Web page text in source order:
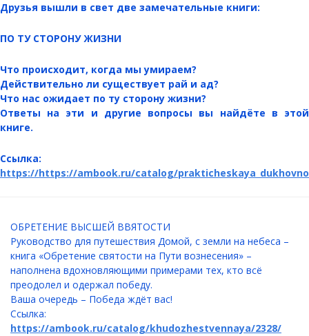
Друзья вышли в свет две замечательные книги:
ПО ТУ СТОРОНУ ЖИЗНИ
Что происходит, когда мы умираем?
Действительно ли существует рай и ад?
Что нас ожидает по ту сторону жизни?
Ответы на эти и другие вопросы вы найдёте в этой
книге.
Ссылка:
https://https://ambook.ru/catalog/
ОБРЕТЕНИЕ ВЫСШЕЙ ВВЯТОСТИ
Руководство для путешествия Домой, с земли на небеса –
книга «Обретение святости на Пути вознесения» –
наполнена вдохновляющими примерами тех, кто всё
преодолел и одержал победу.
Ваша очередь – Победа ждёт вас!
Ссылка:
https://ambook.ru/catalog/khudozhestvennaya/2328/